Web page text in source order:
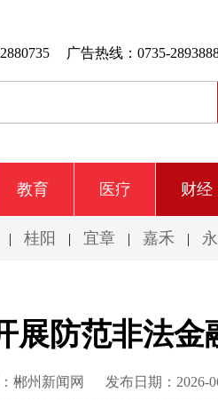
广告热线：0735-
教育 医疗 财经
| 桂阳 | 宜章 | 嘉禾 |
展防范非法金
郴州新闻网 发布日期：2026-